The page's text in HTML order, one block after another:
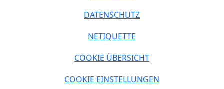
DATENSCHUTZ
NETIQUETTE
COOKIE ÜBERSICHT
COOKIE EINSTELLUNGEN